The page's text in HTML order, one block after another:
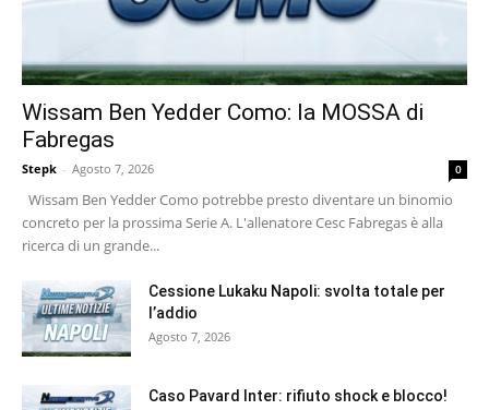
Wissam Ben Yedder Como: la MOSSA di
Fabregas
Stepk - Agosto 7, 2026 0
Wissam Ben Yedder Como potrebbe presto diventare un binomio
concreto per la prossima Serie A. L'allenatore Cesc Fabregas è alla
ricerca di un grande...
Cessione Lukaku Napoli: svolta totale per
l’addio
Agosto 7, 2026
Caso Pavard Inter: rifiuto shock e blocco!